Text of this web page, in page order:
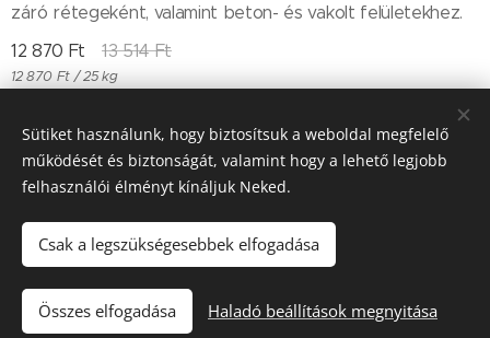
záró rétegeként, valamint beton- és vakolt felületekhez.
12 870 Ft 13 514Ft
12 870 Ft / 25 kg
Kosárba
Till "96" Kft Adószán: 11385497-2-05
Sütiket használunk, hogy biztosítsuk a weboldal megfelelő
működését és biztonságát, valamint hogy a lehető legjobb
felhasználói élményt kínáljuk Neked.
Csak a legszükségesebbek elfogadása
Összes elfogadása Haladó beállítások megnyitása